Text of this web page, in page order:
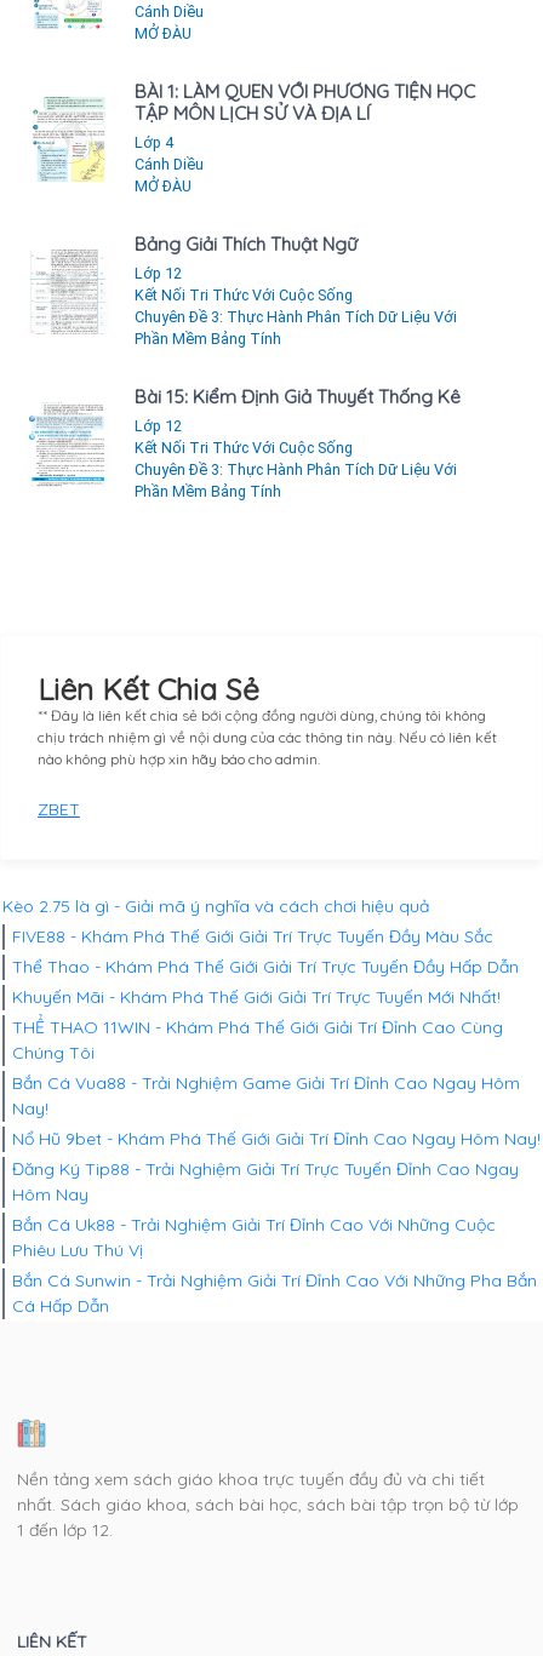
Cánh Diều
MỞ ĐÀU
BÀI 1: LÀM QUEN VỚI PHƯƠNG TIỆN HỌC
TẬP MÔN LỊCH SỬ VÀ ĐỊA LÍ
Lớp 4
Cánh Diều
MỞ ĐÀU
Bảng Giải Thích Thuật Ngữ
Lớp 12
Kết Nối Tri Thức Với Cuộc Sống
Chuyên Đề 3: Thực Hành Phân Tích Dữ Liệu Với
Phần Mềm Bảng Tính
Bài 15: Kiểm Định Giả Thuyết Thống Kê
Lớp 12
Kết Nối Tri Thức Với Cuộc Sống
Chuyên Đề 3: Thực Hành Phân Tích Dữ Liệu Với
Phần Mềm Bảng Tính
Liên Kết Chia Sẻ
** Đây là liên kết chia sẻ bới cộng đồng người dùng, chúng tôi không
chịu trách nhiệm gì về nội dung của các thông tin này. Nếu có liên kết
nào không phù hợp xin hãy báo cho admin.
ZBET
Kèo 2.75 là gì - Giải mã ý nghĩa và cách chơi hiệu quả
FIVE88 - Khám Phá Thế Giới Giải Trí Trực Tuyến Đầy Màu Sắc
Thể Thao - Khám Phá Thế Giới Giải Trí Trực Tuyến Đầy Hấp Dẫn
Khuyến Mãi - Khám Phá Thế Giới Giải Trí Trực Tuyến Mới Nhất!
THỂ THAO 11WIN - Khám Phá Thế Giới Giải Trí Đỉnh Cao Cùng
Chúng Tôi
Bắn Cá Vua88 - Trải Nghiệm Game Giải Trí Đỉnh Cao Ngay Hôm
Nay!
Nổ Hũ 9bet - Khám Phá Thế Giới Giải Trí Đỉnh Cao Ngay Hôm Nay!
Đăng Ký Tip88 - Trải Nghiệm Giải Trí Trực Tuyến Đỉnh Cao Ngay
Hôm Nay
Bắn Cá Uk88 - Trải Nghiệm Giải Trí Đỉnh Cao Với Những Cuộc
Phiêu Lưu Thú Vị
Bắn Cá Sunwin - Trải Nghiệm Giải Trí Đỉnh Cao Với Những Pha Bắn
Cá Hấp Dẫn
Nền tảng xem sách giáo khoa trực tuyến đầy đủ và chi tiết
nhất. Sách giáo khoa, sách bài học, sách bài tập trọn bộ từ lớp
1 đến lớp 12.
LIÊN KẾT